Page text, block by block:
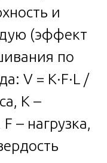
и
(эффект
по
V = K·F·L /
K –
– нагрузка,